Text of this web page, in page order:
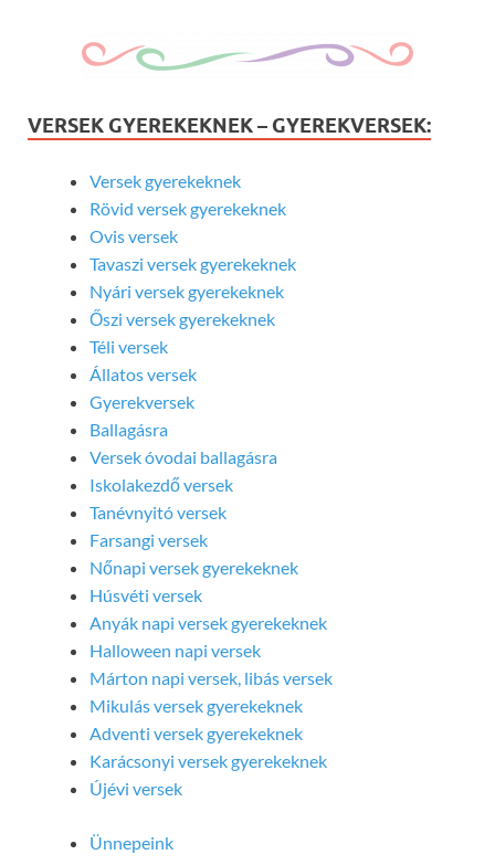
VERSEK GYEREKEKNEK – GYEREKVERSEK:
Versek gyerekeknek
Rövid versek gyerekeknek
Ovis versek
Tavaszi versek gyerekeknek
Nyári versek gyerekeknek
Őszi versek gyerekeknek
Téli versek
Állatos versek
Gyerekversek
Ballagásra
Versek óvodai ballagásra
Iskolakezdő versek
Tanévnyitó versek
Farsangi versek
Nőnapi versek gyerekeknek
Húsvéti versek
Anyák napi versek gyerekeknek
Halloween napi versek
Márton napi versek, libás versek
Mikulás versek gyerekeknek
Adventi versek gyerekeknek
Karácsonyi versek gyerekeknek
Újévi versek
Ünnepeink